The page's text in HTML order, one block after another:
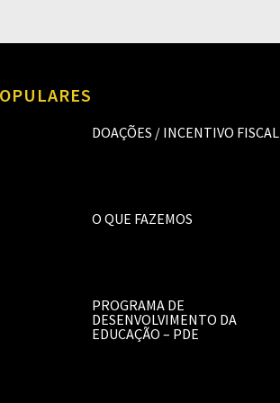
DOAÇÕES / INCENTIVO FISCAL
O QUE FAZEMOS
PROGRAMA DE
DESENVOLVIMENTO DA
EDUCAÇÃO – PDE